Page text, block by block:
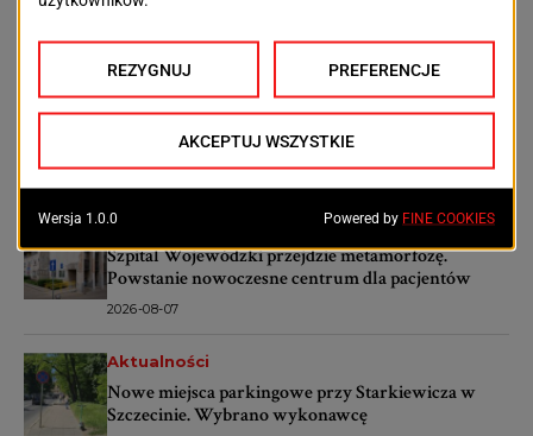
OSTATNIE ARTYKUŁY
Podrobione dokumenty i setki tysięcy złotych. 31-
latek miał oszukiwać banki
2026-08-08
Aktualności
Szpital Wojewódzki przejdzie metamorfozę.
Powstanie nowoczesne centrum dla pacjentów
2026-08-07
Aktualności
Nowe miejsca parkingowe przy Starkiewicza w
Szczecinie. Wybrano wykonawcę